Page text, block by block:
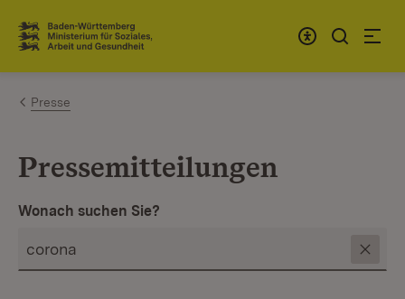
Zum Inhalt springen
Link zur Startseite
Presse
Pressemitteilungen
Wonach suchen Sie?